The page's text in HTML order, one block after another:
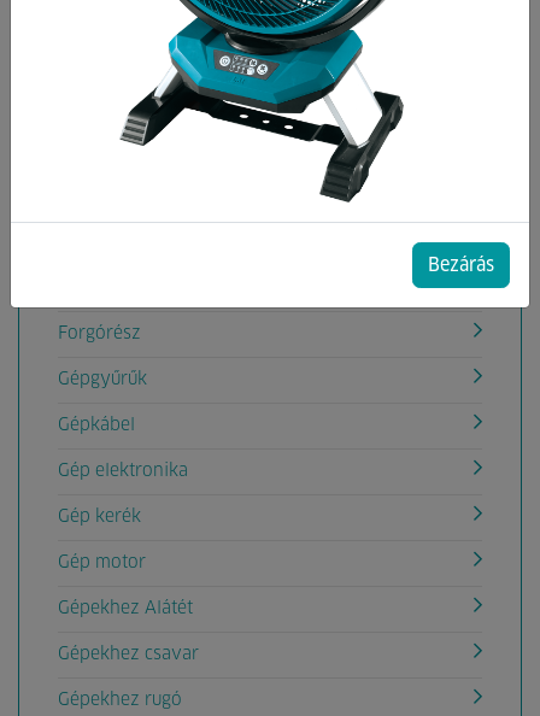
Csapszeg
Dugattyú, Henger
Forgórész
Gépgyűrűk
Gépkábel
Gép elektronika
Gép kerék
Gép motor
Gépekhez Alátét
Gépekhez csavar
Gépekhez rugó
Bezárás